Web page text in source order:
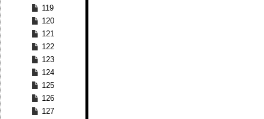
119
120
121
122
123
124
125
126
127